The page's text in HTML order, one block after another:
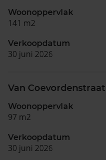
Woonoppervlak
141 m2
Verkoopdatum
30 juni 2026
Van
Woonoppervlak
97 m2
Verkoopdatum
30 juni 2026